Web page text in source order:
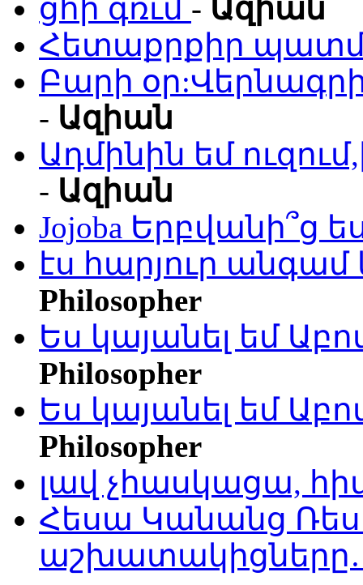
ցհի գռւմ - Ազիան
Հետաքրքիր
Բարի
- Ազիան
Ադմինին եմ
- Ազիան
Jojoba Երբվանի՞ց
էս հարյուր
Philosopher
Ես կայանել եմ
Philosopher
Ես կայանել եմ
Philosopher
լավ չհասկացա,
Հեսա Կանանց